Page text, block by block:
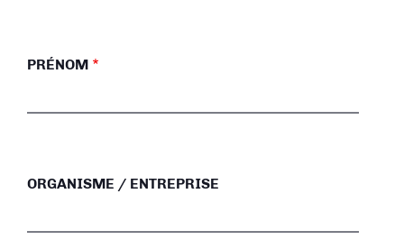
PRÉNOM
ORGANISME / ENTREPRISE